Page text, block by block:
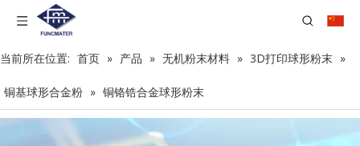
当前所在位置: 首页 » 产品 » 无机粉末材料 » 3D打印球形粉末 »
铜基球形合金粉 » 铜铬锆合金球形粉末